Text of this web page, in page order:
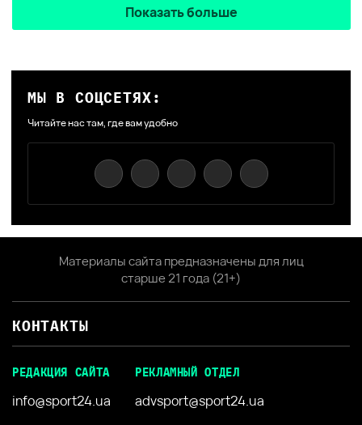
Показать больше
МЫ В СОЦСЕТЯХ:
Читайте нас там, где вам удобно
Материалы сайта предназначены для лиц
старше 21 года (21+)
КОНТАКТЫ
РЕДАКЦИЯ САЙТА
info@sport24.ua
РЕКЛАМНЫЙ ОТДЕЛ
advsport@sport24.ua